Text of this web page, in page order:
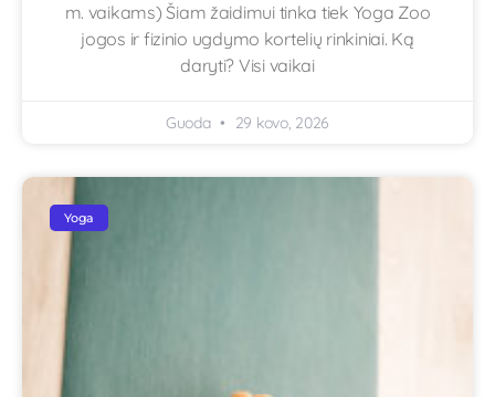
m. vaikams) Šiam žaidimui tinka tiek Yoga Zoo
jogos ir fizinio ugdymo kortelių rinkiniai. Ką
daryti? Visi vaikai
Guoda 29 kovo, 2026
Yoga